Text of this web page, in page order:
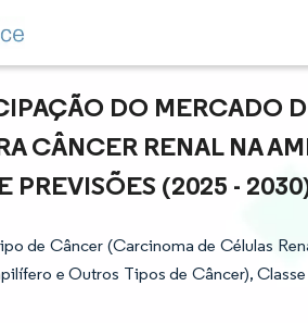
DO MERCADO
CÂNCER RENAL NA
PREVISÕES (2025 -
de Câncer (Carcinoma de Células
e Outros Tipos de Câncer),